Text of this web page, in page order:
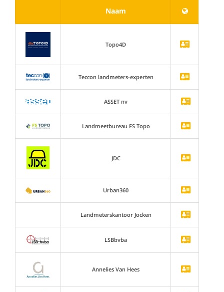
Naam
Topo4D
Teccon landmeters-experten
ASSET nv
Landmeetbureau FS Topo
JDC
Urban360
Landmeterskantoor Jocken
LSBbvba
Annelies Van Hees